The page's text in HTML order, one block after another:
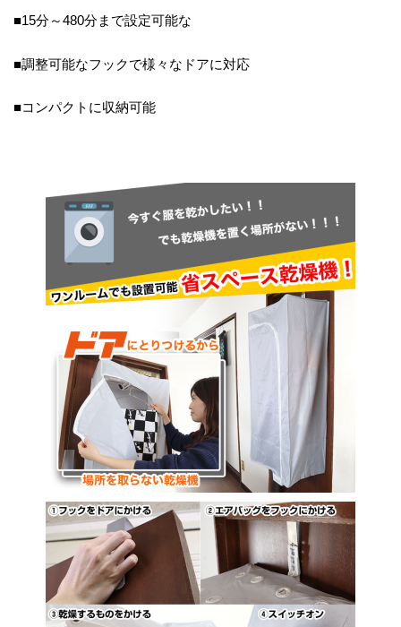
■15分～480分まで設定可能な
■調整可能なフックで様々なドアに対応
■コンパクトに収納可能